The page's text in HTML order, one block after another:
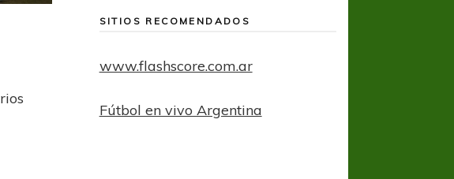
SITIOS RECOMENDADOS
www.flashscore.com.ar
Fútbol en vivo Argentina